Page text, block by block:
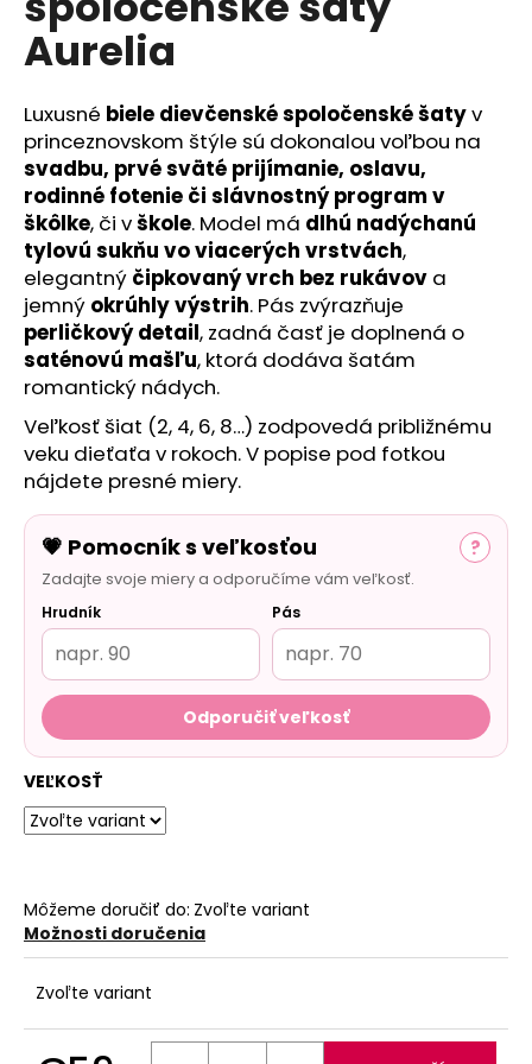
Aurelia
Luxusné biele dievčenské spoločenské šatyv
princeznovskom štýle sú dokonalou voľbou na
svadbu, prvé sväté prijímanie, oslavu,
rodinné fotenie či slávnostný program v
škôlke, či vškole. Model má dlhú nadýchanú
tylovú sukňu vo viacerých vrstvách,
elegantný čipkovaný vrch bez rukávov a
jemný okrúhly výstrih. Pás zvýrazňuje
perličkový detail, zadná časť je doplnená o
saténovú mašľu, ktorá dodáva šatám
romantický nádych.
Veľkosť šiat (2, 4, 6, 8…) zodpovedá približnému
veku dieťaťa v rokoch. V popise pod fotkou
nájdete presné miery.
💗 Pomocník s veľkosťou ?
Zadajte svoje miery a odporučíme vám veľkosť.
Hrudník Pás
Odporučiť veľkosť
VEĽKOSŤ
Môžeme doručiť do: Zvoľte variant
Možnosti doručenia
Zvoľte variant
a
m